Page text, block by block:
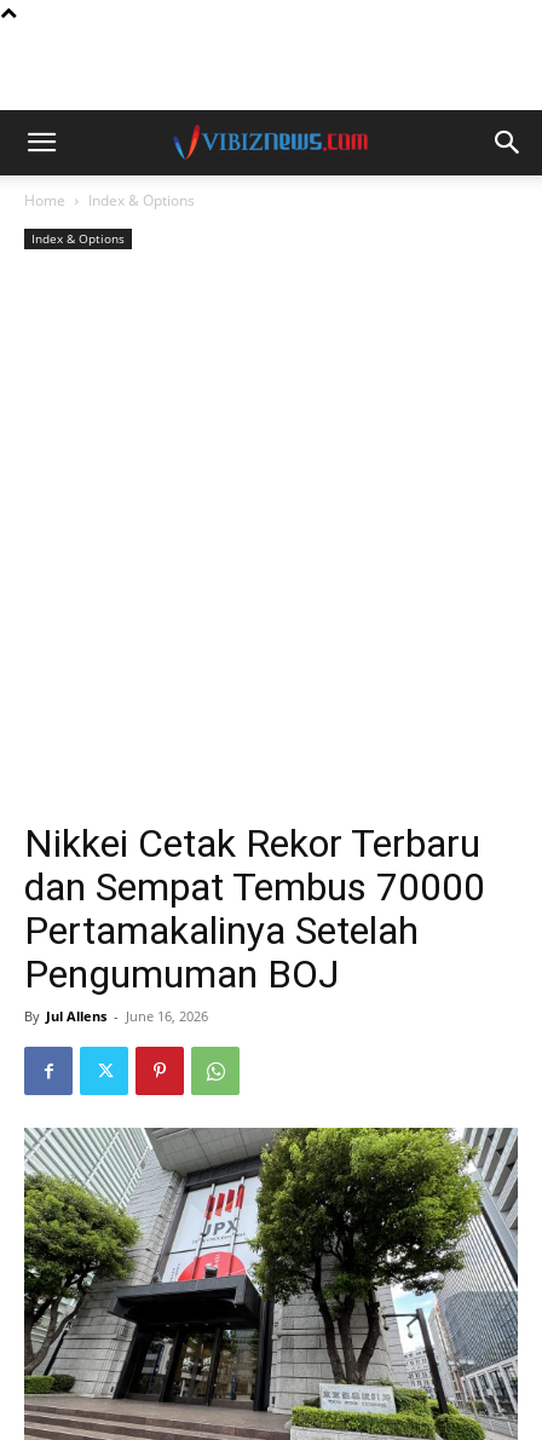
Home Index & Options
Index & Options
Nikkei Cetak Rekor Terbaru
dan Sempat Tembus 70000
Pertamakalinya Setelah
Pengumuman BOJ
By Jul Allens - June 16, 2026